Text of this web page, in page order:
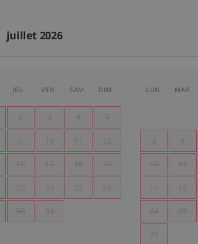
juillet 2026
JEU. VEN. SAM. DIM.
2 3 4 5
9 10 11 12
16 17 18 19
23 24 25 26
30 31
LUN. MAR.
3 4
10 11
17 18
24 25
31